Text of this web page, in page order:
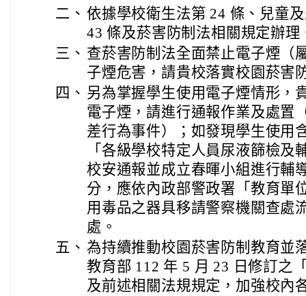
二、 依據學校衛生法第 24 條、兒童
43 條及菸害防制法相關規定辦理
三、 查菸害防制法全面禁止電子煙（
子煙危害，請貴校落實校園菸害
四、 另為掌握學生使用電子煙情形，
電子煙，請進行通報作業及處置
差行為事件）；如發現學生使用
「各級學校特定人員尿液篩檢及
校安通報並成立春暉小組進行輔
分，應依內政部警政署「教育單
用毒品之器具移請警察機關查處
處。
五、 為持續推動校園菸害防制教育並
教育部 112 年 5 月 23 日修訂之
及前述相關法規規定，加強校內